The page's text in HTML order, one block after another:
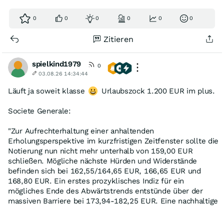
0 0 0 0 0 0
Zitieren
spielkind1979
0
03.08.26 14:34:44
Läuft ja soweit klasse Urlaubszock 1.200 EUR im plus.
Societe Generale:
"Zur Aufrechterhaltung einer anhaltenden
Erholungsperspektive im kurzfristigen Zeitfenster sollte die
Notierung nun nicht mehr unterhalb von 159,00 EUR
schließen. Mögliche nächste Hürden und Widerstände
befinden sich bei 162,55/164,65 EUR, 166,65 EUR und
168,80 EUR. Ein erstes prozyklisches Indiz für ein
mögliches Ende des Abwärtstrends entstünde über der
massiven Barriere bei 173,94-182,25 EUR. Eine nachhaltige